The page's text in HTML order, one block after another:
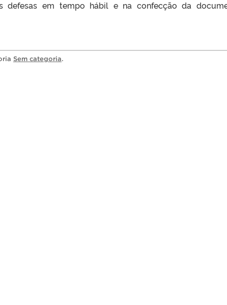
defesas em tempo hábil e na confecção da
Sem categoria.